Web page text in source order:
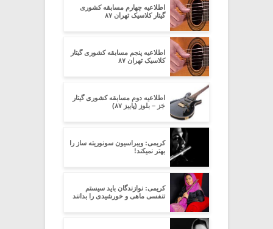
اطلاعیه چهارم مسابقه کشوری
گیتار کلاسیک تهران ۸۷
اطلاعیه پنجم مسابقه کشوری گیتار
کلاسیک تهران ۸۷
اطلاعیه دوم مسابقه کشوری گیتار
جَز – بلوز (پاییز ۸۷)
کریمی: ویبراسیون سونوریته ساز را
بهتر نمیکند!
کریمی: نوازندگان باید سیستم
تنفسی ماهی و خورشیدی را بدانند